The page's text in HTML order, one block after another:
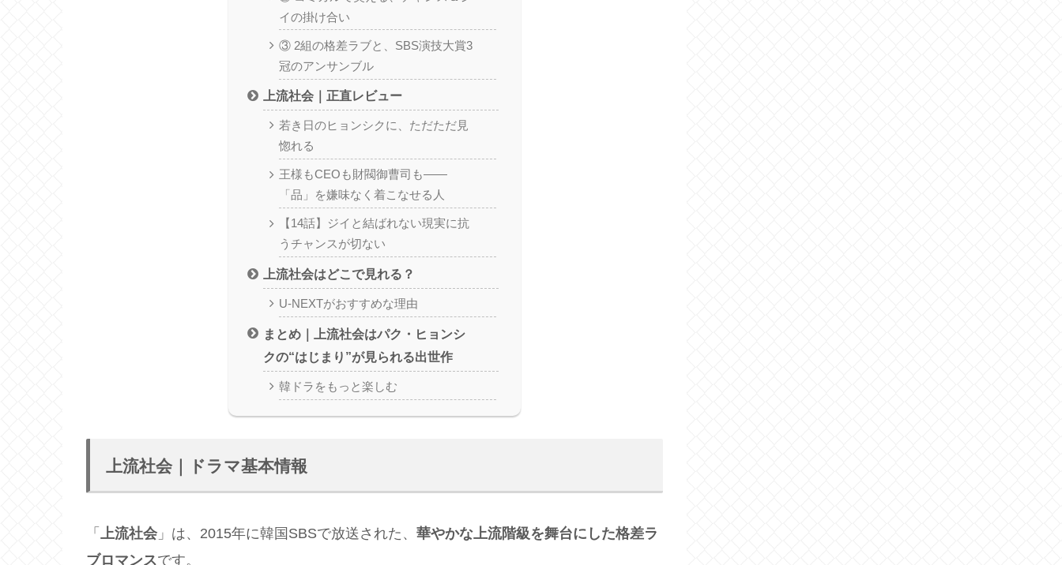
イの掛け合い
③ 2組の格差ラブと、SBS演技大賞3
冠のアンサンブル
上流社会｜正直レビュー
若き日のヒョンシクに、ただただ見
惚れる
王様もCEOも財閥御曹司も——
「品」を嫌味なく着こなせる人
【14話】ジイと結ばれない現実に抗
うチャンスが切ない
上流社会はどこで見れる？
U-NEXTがおすすめな理由
まとめ｜上流社会はパク・ヒョンシ
クの“はじまり”が見られる出世作
韓ドラをもっと楽しむ
上流社会｜ドラマ基本情報
「 上流社会」は、2015年に韓国SBSで放送された、 華やかな上流階級を舞台にした格差ラ
ブロマンスです。